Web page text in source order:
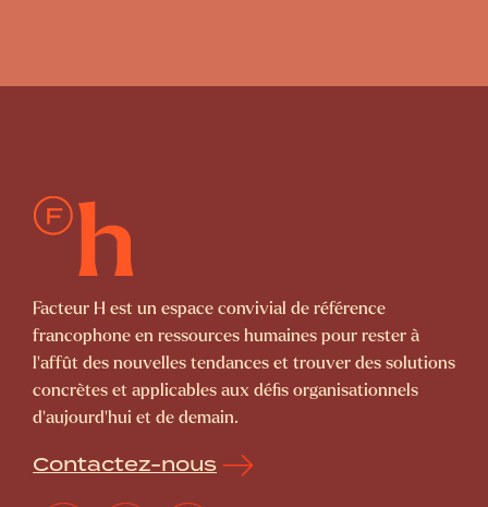
Facteur H est un espace convivial de référence
francophone en ressources humaines pour rester à
l’affût des nouvelles tendances et trouver des solutions
concrètes et applicables aux défis organisationnels
d’aujourd’hui et de demain.
Contactez-nous